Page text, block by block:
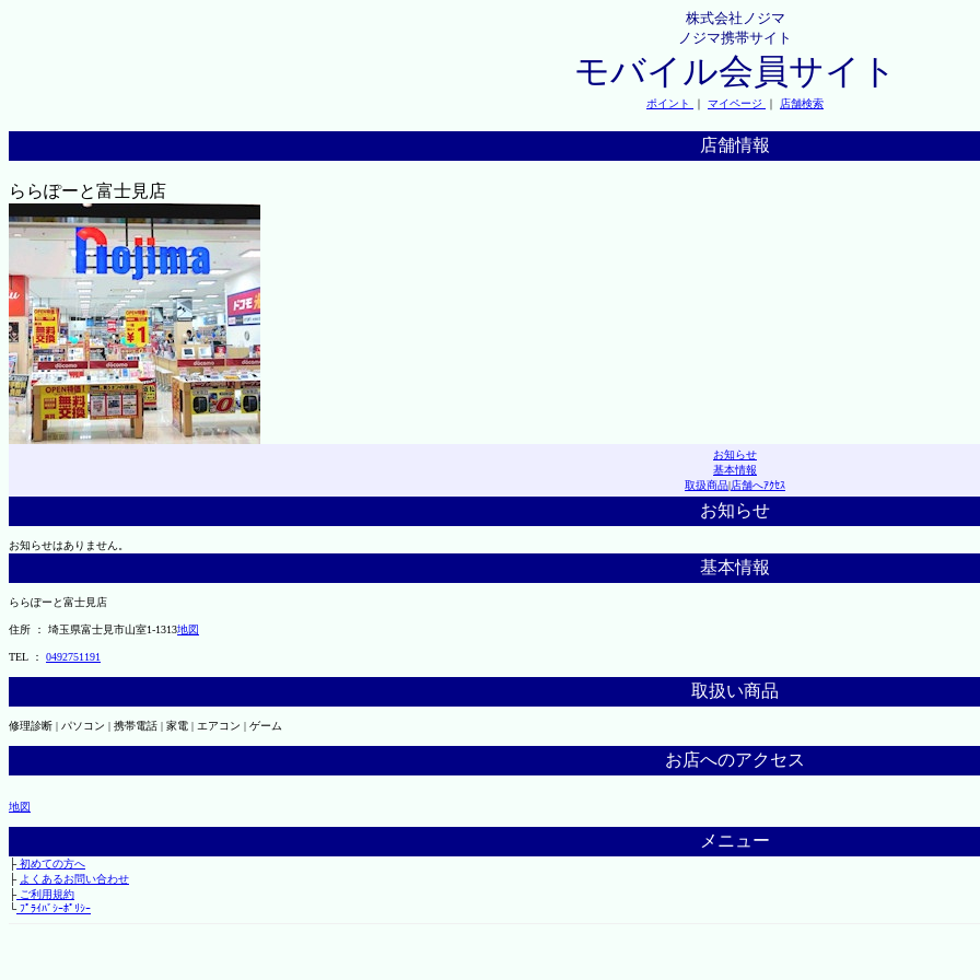
株式会社ノジマ
ノジマ携帯サイト
モバイル会員サイト
ポイント ｜ マイページ ｜ 店舗検索
店舗情報
ららぽーと富士見店
お知らせ
基本情報
取扱商品|店舗へｱｸｾｽ
お知らせ
お知らせはありません。
基本情報
ららぽーと富士見店
住所 ： 埼玉県富士見市山室1-1313地図
TEL ： 0492751191
取扱い商品
修理診断 | パソコン | 携帯電話 | 家電 | エアコン | ゲーム
お店へのアクセス
地図
メニュー
├初めての方へ
├ よくあるお問い合わせ
├ご利用規約
└ﾌﾟﾗｲﾊﾞｼｰﾎﾟﾘｼｰ